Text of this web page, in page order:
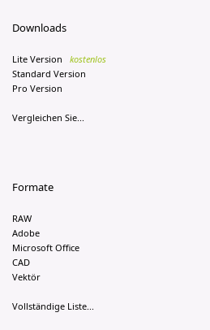
Downloads
Lite Version
kostenlos
Standard Version
Pro Version
Vergleichen Sie...
Formate
RAW
Adobe
Microsoft Office
CAD
Vektör
Vollständige Liste...